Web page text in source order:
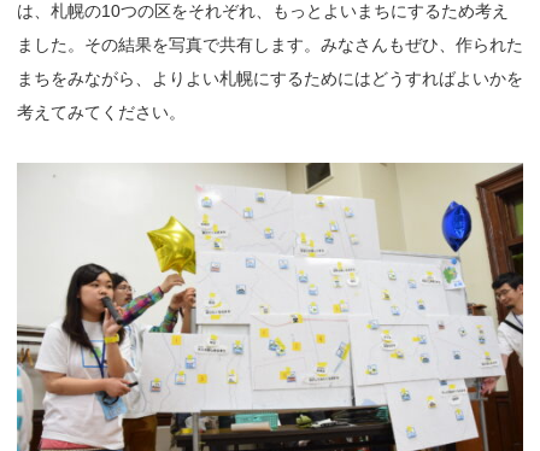
は、札幌の10つの区をそれぞれ、もっとよいまちにするため考え
ました。その結果を写真で共有します。みなさんもぜひ、作られた
まちをみながら、よりよい札幌にするためにはどうすればよいかを
考えてみてください。